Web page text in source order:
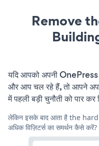
Remove
यदि आपको अपनी
और आप चल रहे हैं, तो आपने
में पहली बड़ी चुनौती को पार कर
लेकिन इसके बाद आता है the
अधिक विज़िटर्स का समर्थन कैसे करें?